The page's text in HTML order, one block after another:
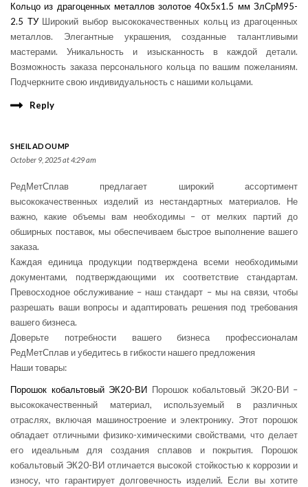
Кольцо из драгоценных металлов золотое 40х5х1.5 мм ЗлСрМ95-
2.5 ТУШирокий выбор высококачественных кольц из драгоценных
металлов. Элегантные украшения, созданные талантливыми
мастерами. Уникальность и изысканность в каждой детали.
Возможность заказа персонального кольца по вашим пожеланиям.
Подчеркните свою индивидуальность с нашими кольцами.
Reply
SHEILADOUMP
October 9, 2025 at 4:29 am
РедМетСплав предлагает широкий ассортимент
высококачественных изделий из нестандартных материалов. Не
важно, какие объемы вам необходимы – от мелких партий до
обширных поставок, мы обеспечиваем быстрое выполнение вашего
заказа.
Каждая единица продукции подтверждена всеми необходимыми
документами, подтверждающими их соответствие стандартам.
Превосходное обслуживание – наш стандарт – мы на связи, чтобы
разрешать ваши вопросы и адаптировать решения под требования
вашего бизнеса.
Доверьте потребности вашего бизнеса профессионалам
РедМетСплав и убедитесь в гибкости нашего предложения
Наши товары:
Порошок кобальтовый ЭК20-ВИ Порошок кобальтовый ЭК20-ВИ –
высококачественный материал, используемый в различных
отраслях, включая машиностроение и электронику. Этот порошок
обладает отличными физико-химическими свойствами, что делает
его идеальным для создания сплавов и покрытия. Порошок
кобальтовый ЭК20-ВИ отличается высокой стойкостью к коррозии и
износу, что гарантирует долговечность изделий. Если вы хотите